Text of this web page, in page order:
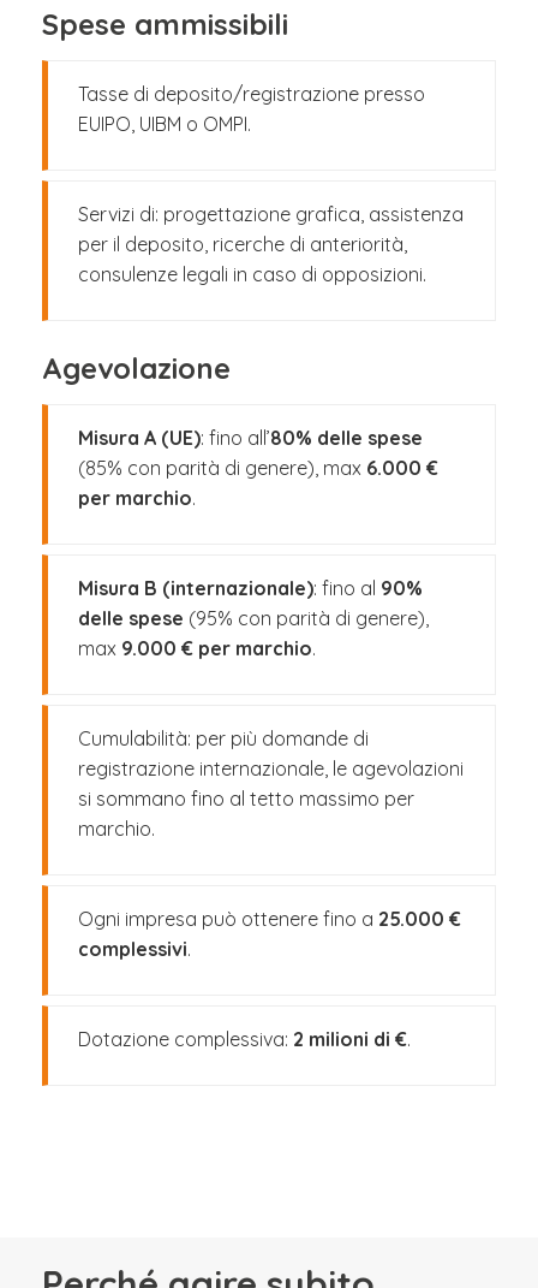
Spese ammissibili
Tasse di deposito/registrazione presso
EUIPO, UIBM o OMPI.
Servizi di: progettazione grafica, assistenza
per il deposito, ricerche di anteriorità,
consulenze legali in caso di opposizioni.
Agevolazione
Misura A (UE): fino all’80% delle spese
(85% con parità di genere), max 6.000 €
per marchio.
Misura B (internazionale): fino al 90%
delle spese (95% con parità di genere),
max 9.000 € per marchio.
Cumulabilità: per più domande di
registrazione internazionale, le agevolazioni
si sommano fino al tetto massimo per
marchio.
Ogni impresa può ottenere fino a 25.000 €
complessivi.
Dotazione complessiva: 2 milioni di €.